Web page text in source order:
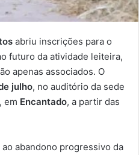
abriu inscrições para o
futuro da atividade leiteira,
apenas associados. O
julho, no auditório da sede
, em Encantado, a partir das
abandono progressivo da